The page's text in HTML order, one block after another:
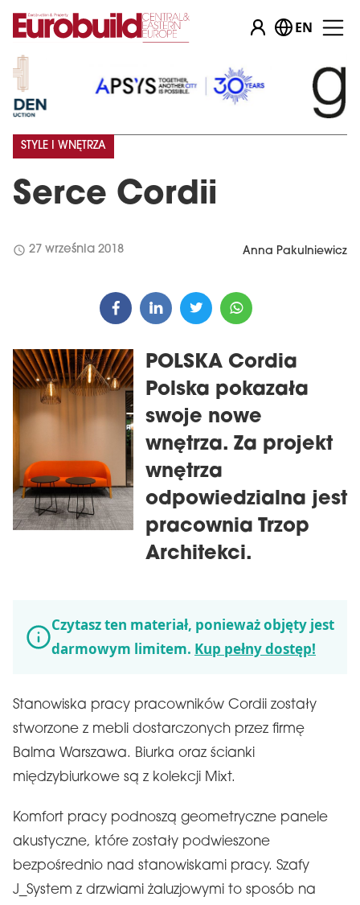
EN
Serce Cordii
STYLE I WNĘTRZA
schedule 27 września 2018 Anna Pakulniewicz
POLSKA Cordia
Polska pokazała
swoje nowe
wnętrza. Za projekt
wnętrza
odpowiedzialna jest
pracownia Trzop
Architekci.
Czytasz ten materiał, ponieważ objęty jest
darmowym limitem. Kup pełny dostęp!
Stanowiska pracy pracowników Cordii zostały
stworzone z mebli dostarczonych przez firmę
Balma Warszawa. Biurka oraz ścianki
międzybiurkowe są z kolekcji Mixt.
Komfort pracy podnoszą geometryczne panele
akustyczne, które zostały podwieszone
bezpośrednio nad stanowiskami pracy. Szafy
J_System z drzwiami żaluzjowymi to sposób na